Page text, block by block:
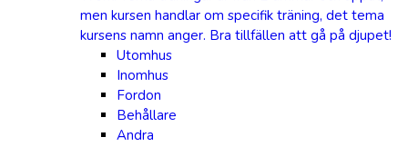
men kursen handlar om specifik träning, det tema
kursens namn anger. Bra tillfällen att gå på djupet!
Utomhus
Inomhus
Fordon
Behållare
Andra